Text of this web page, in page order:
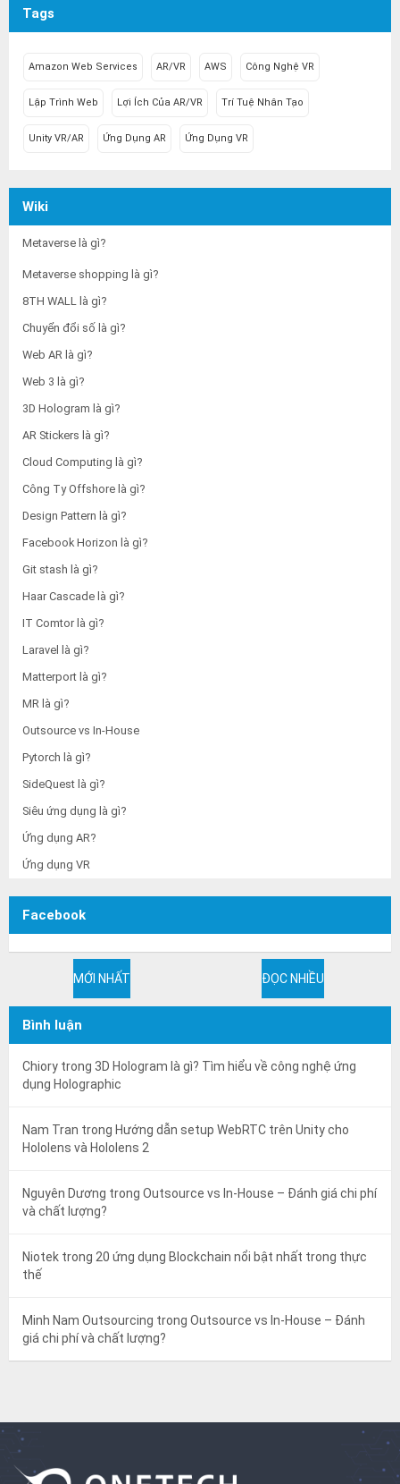
Tags
Amazon Web Services AR/VR AWS Công Nghệ VR
Lập Trình Web Lợi Ích Của AR/VR Trí Tuệ Nhân Tạo
Unity VR/AR Ứng Dụng AR Ứng Dụng VR
Wiki
Metaverse là gì?
Metaverse shopping là gì?
8TH WALL là gì?
Chuyển đổi số là gì?
Web AR là gì?
Web 3 là gì?
3D Hologram là gì?
AR Stickers là gì?
Cloud Computing là gì?
Công Ty Offshore là gì?
Design Pattern là gì?
Facebook Horizon là gì?
Git stash là gì?
Haar Cascade là gì?
IT Comtor là gì?
Laravel là gì?
Matterport là gì?
MR là gì?
Outsource vs In-House
Pytorch là gì?
SideQuest là gì?
Siêu ứng dụng là gì?
Ứng dụng AR?
Ứng dụng VR
Facebook
MỚI NHẤT ĐỌC NHIỀU
Bình luận
Chiory trong 3D Hologram là gì? Tìm hiểu về công nghệ ứng
dụng Holographic
Nam Tran trong Hướng dẫn setup WebRTC trên Unity cho
Hololens và Hololens 2
Nguyên Dương trong Outsource vs In-House – Đánh giá chi phí
và chất lượng?
Niotek trong 20 ứng dụng Blockchain nổi bật nhất trong thực
thế
Minh Nam Outsourcing trong Outsource vs In-House – Đánh
giá chi phí và chất lượng?